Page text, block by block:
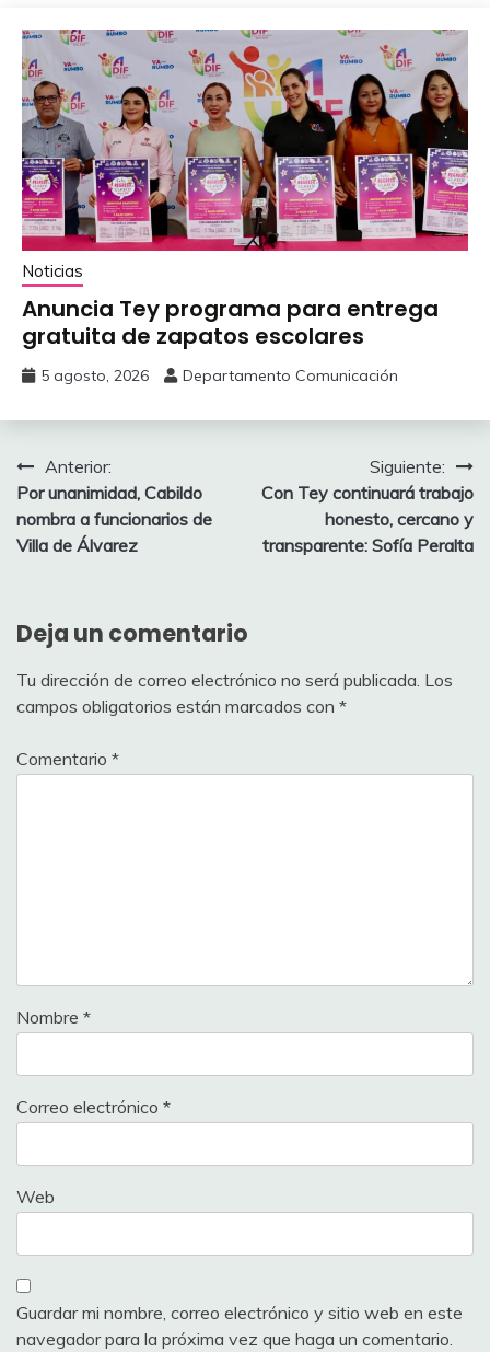
Noticias
Anuncia Tey programa para entrega
gratuita de zapatos escolares
5 agosto, 2026 Departamento Comunicación
Navegación
de
entradas
Anterior:
Por unanimidad, Cabildo
nombra a funcionarios de
Villa de Álvarez
Siguiente:
Con Tey continuará trabajo
honesto, cercano y
transparente: Sofía Peralta
Deja un comentario
Tu dirección de correo electrónico no será publicada. Los
campos obligatorios están marcados con *
Comentario *
Nombre *
Correo electrónico *
Web
Guardar mi nombre, correo electrónico y sitio web en este
navegador para la próxima vez que haga un comentario.